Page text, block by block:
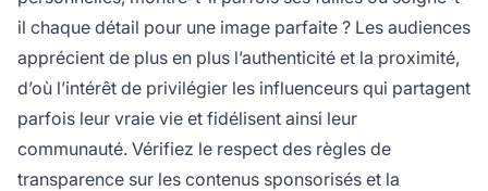
il chaque détail pour une image parfaite ? Les audiences
apprécient de plus en plus l’authenticité et la proximité,
d’où l’intérêt de privilégier les influenceurs qui partagent
parfois leur vraie vie et fidélisent ainsi leur
communauté. Vérifiez le respect des règles de
transparence sur les contenus sponsorisés et la